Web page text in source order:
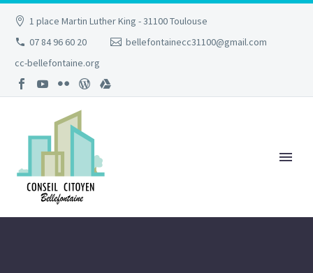
1 place Martin Luther King - 31100 Toulouse
07 84 96 60 20
bellefontainecc31100@gmail.com
cc-bellefontaine.org